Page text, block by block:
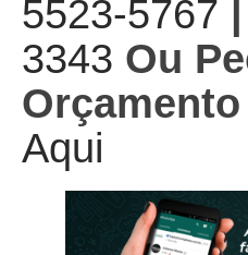
5523-5767
3343 Ou
Aqui